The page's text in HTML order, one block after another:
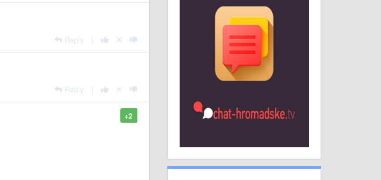
Reply
Reply
+2